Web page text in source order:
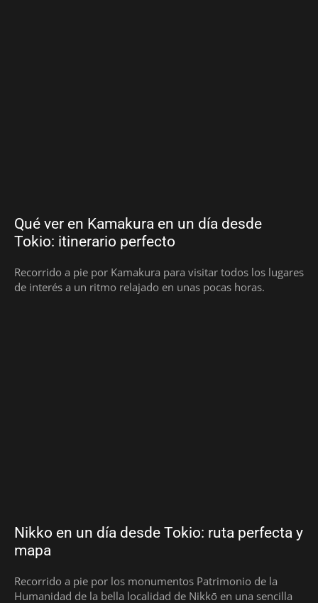
Qué ver en Kamakura en un día desde
Tokio: itinerario perfecto
Recorrido a pie por Kamakura para visitar todos los lugares
de interés a un ritmo relajado en unas pocas horas.
Nikko en un día desde Tokio: ruta perfecta y
mapa
Recorrido a pie por los monumentos Patrimonio de la
Humanidad de la bella localidad de Nikkō en una sencilla